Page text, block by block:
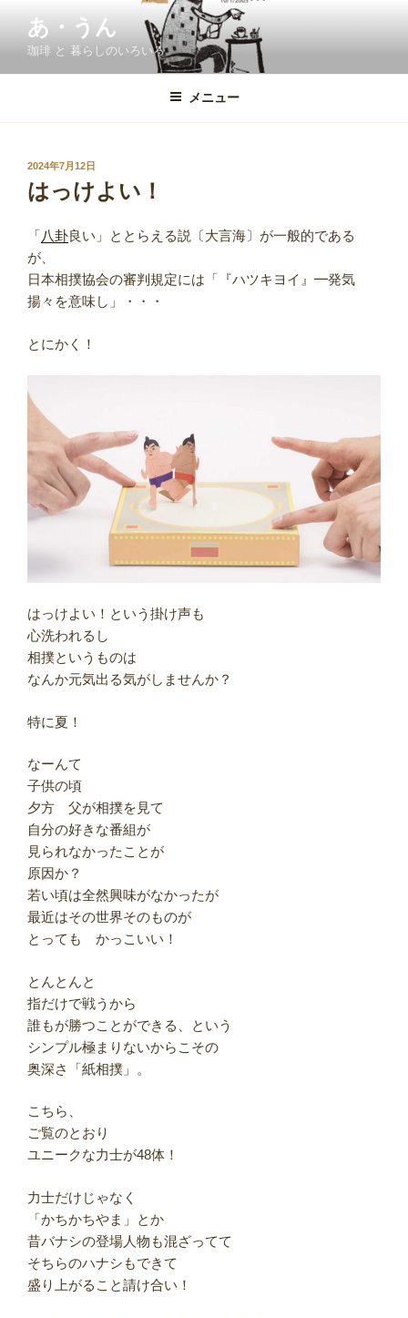
ン
へ
あ・うん
珈琲 と 暮らしのいろいろ
メニュー
投
稿
日:
2024年7月12日
はっけよい！
「八卦良い」ととらえる説〔大言海〕が一般的である
が、
日本相撲協会の審判規定には「『ハツキヨイ』━発気
揚々を意味し」・・・
とにかく！
はっけよい！という掛け声も
心洗われるし
相撲というものは
なんか元気出る気がしませんか？
特に夏！
なーんて
子供の頃
夕方 父が相撲を見て
自分の好きな番組が
見られなかったことが
原因か？
若い頃は全然興味がなかったが
最近はその世界そのものが
とっても かっこいい！
とんとんと
指だけで戦うから
誰もが勝つことができる、という
シンプル極まりないからこその
奥深さ「紙相撲」。
こちら、
ご覧のとおり
ユニークな力士が48体！
力士だけじゃなく
「かちかちやま」とか
昔バナシの登場人物も混ざってて
そちらのハナシもできて
盛り上がること請け合い！